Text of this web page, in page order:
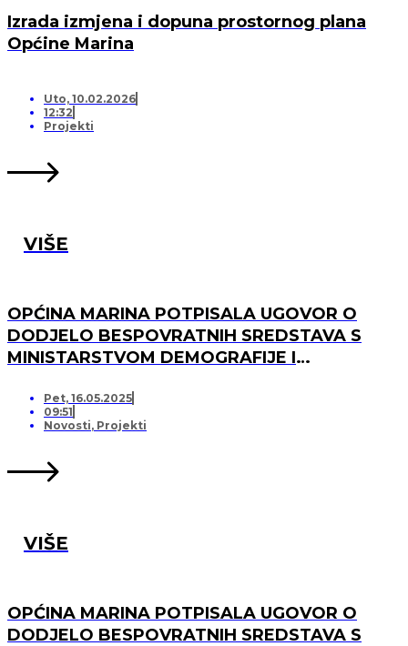
Izrada izmjena i dopuna prostornog plana
Općine Marina
Uto, 10.02.2026
12:32
Projekti
VIŠE
OPĆINA MARINA POTPISALA UGOVOR O
DODJELO BESPOVRATNIH SREDSTAVA S
MINISTARSTVOM DEMOGRAFIJE I
OPREMANJA DJEČJEG IGRALIŠTA U
SVINCIMA
Pet, 16.05.2025
09:51
Novosti, Projekti
VIŠE
OPĆINA MARINA POTPISALA UGOVOR O
DODJELO BESPOVRATNIH SREDSTAVA S